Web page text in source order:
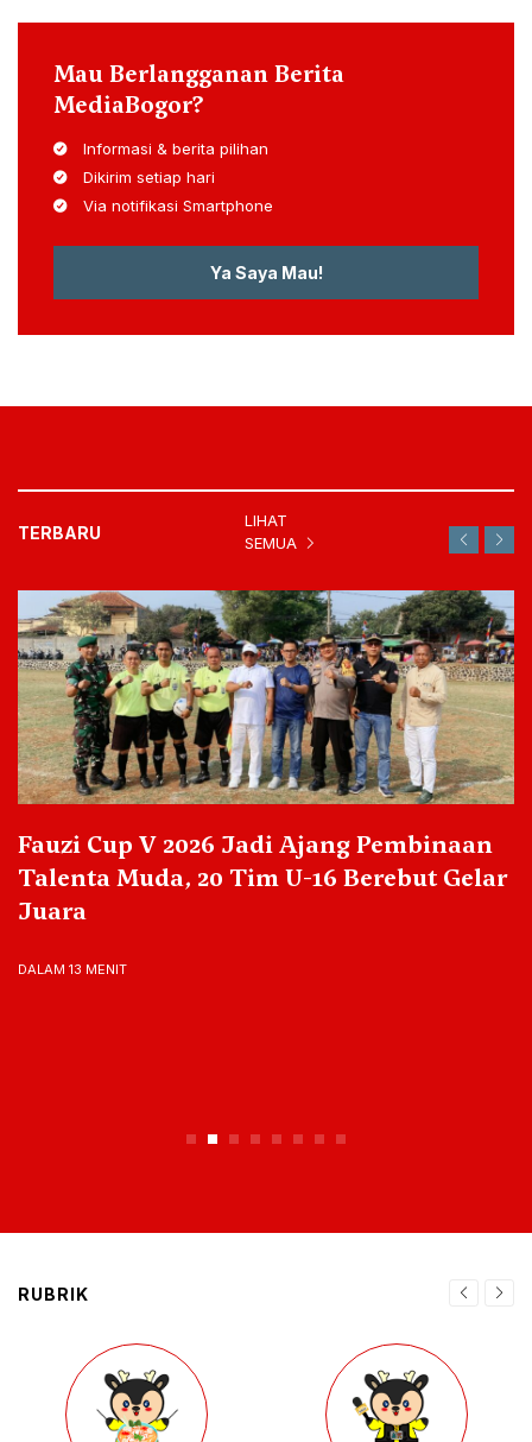
Mau Berlangganan Berita
MediaBogor?
Informasi & berita pilihan
Dikirim setiap hari
Via notifikasi Smartphone
Ya Saya Mau!
TERBARU
LIHAT
SEMUA
Fauzi Cup V 2026 Jadi Ajang Pembinaan
Talenta Muda, 20 Tim U-16 Berebut Gelar
Juara
DALAM 13 MENIT
RUBRIK